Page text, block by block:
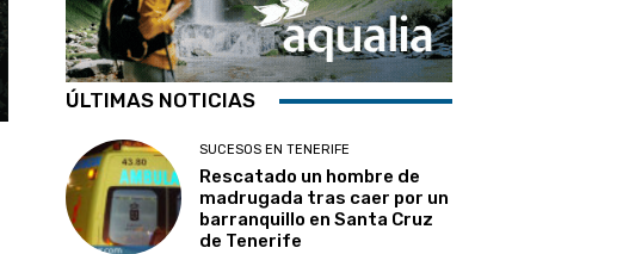
ÚLTIMAS NOTICIAS
SUCESOS EN TENERIFE
Rescatado un hombre de
madrugada tras caer por un
barranquillo en Santa Cruz
de Tenerife